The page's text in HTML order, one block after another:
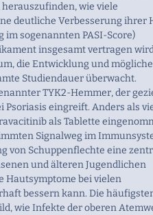
wie viele
deutliche Verbesserung ihrer
im sogenannten PASI-Score)
insgesamt vertragen
die Entwicklung und mögliche
Studiendauer überwacht.
TYK2-Hemmer, der
Psoriasis eingreift. Anders als
als Tablette
Signalweg im
von Schuppenflechte eine
und älteren Jugendlichen
Hautsymptome bei vielen
bessern kann. Die
wie Infekte der oberen